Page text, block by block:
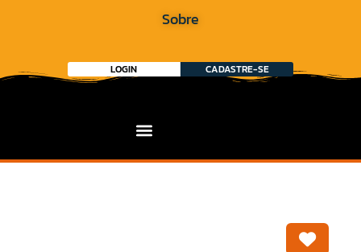
Sobre
LOGIN CADASTRE-SE